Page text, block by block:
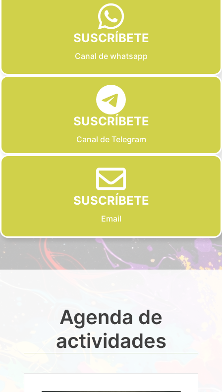
SUSCRÍBETE
Canal de whatsapp
SUSCRÍBETE
Canal de Telegram
SUSCRÍBETE
Email
Agenda de
actividades